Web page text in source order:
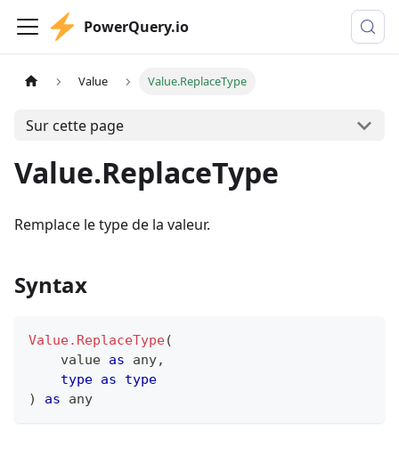
PowerQuery.io
Value Value.ReplaceType
Sur cette page
Value.ReplaceType
Remplace le type de la valeur.
Syntax
Value.ReplaceType(
    value
as any,
type as
type
)
as any